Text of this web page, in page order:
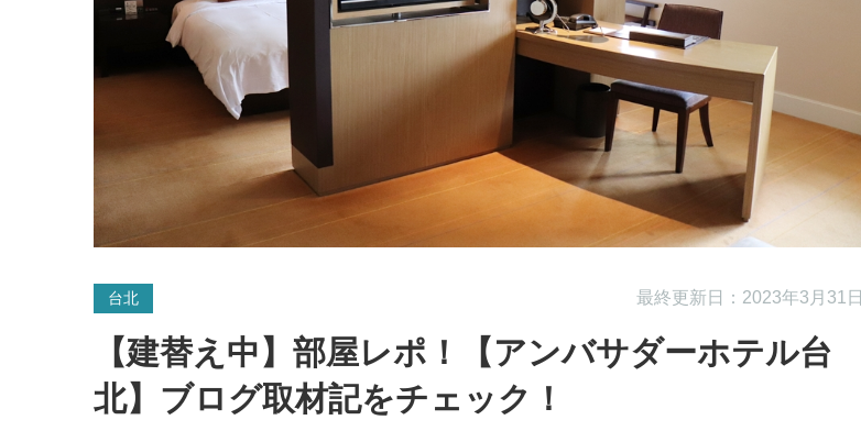
台北 最終更新日：2023年3月31日
【建替え中】部屋レポ！【アンバサダーホテル台
北】ブログ取材記をチェック！